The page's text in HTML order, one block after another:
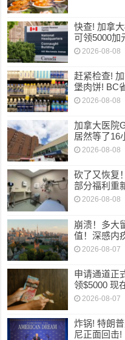
快查! 加拿
可领5000加
2026-08-08
赶紧检查!
堡肉饼! BC
2026-08-08
加拿大医院
居然等了16
2026-08-08
砍了又恢复
部分福利重
2026-08-08
崩溃！多大
值！深感内
2026-08-07
申请通道正
领$5000 现
2026-08-07
炸锅! 特朗
尼正面回击!